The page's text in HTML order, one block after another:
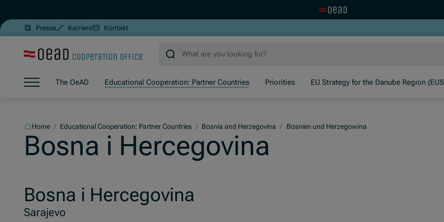
Presse Karriere(Opens in new window)
Kontakt
The OeAD
Educational Cooperation: Partner Countries Priorities EU Strategy for the Danube Region
Home / Educational Cooperation: Partner Countries / Bosnia and Herzegovina / Bosnien und Herzegowina
Bosna i Hercegovina
Bosna i Hercegovina
Sarajevo